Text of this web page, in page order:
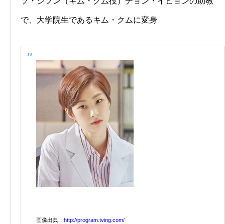
で、大学院生であるキム・クムに変身
画像出典： http://program.tving.com/